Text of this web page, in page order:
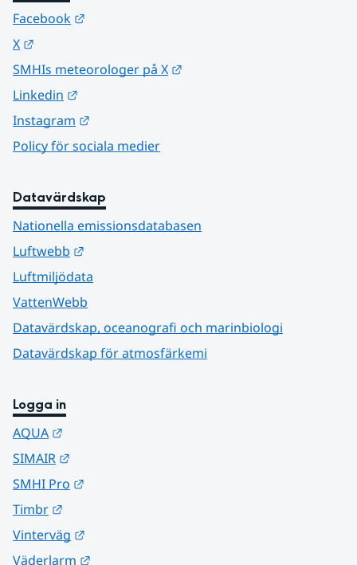
Facebook
X
SMHIs meteorologer på X
Linkedin
Instagram
Policy för sociala medier
Datavärdskap
Nationella emissionsdatabasen
Luftwebb
Luftmiljödata
VattenWebb
Datavärdskap, oceanografi och marinbiologi
Datavärdskap för atmosfärkemi
Logga in
AQUA
SIMAIR
SMHI Pro
Timbr
Vinterväg
Väderlarm